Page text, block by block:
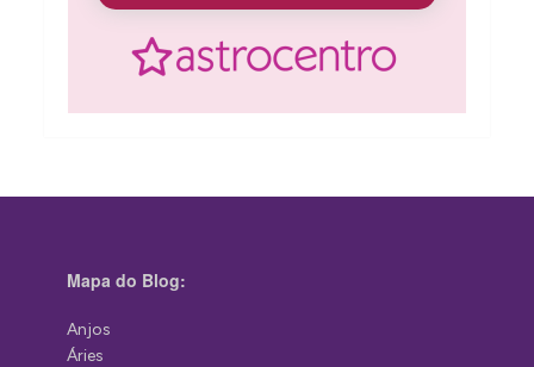
Mapa do Blog:
Anjos
Áries